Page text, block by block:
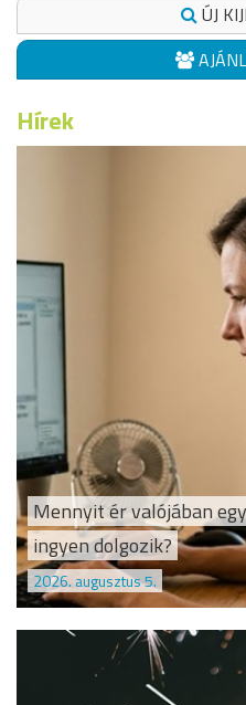
ÚJ
Hírek
Mennyit ér valójában
ingyen dolgozik?
2026. augusztus 5.